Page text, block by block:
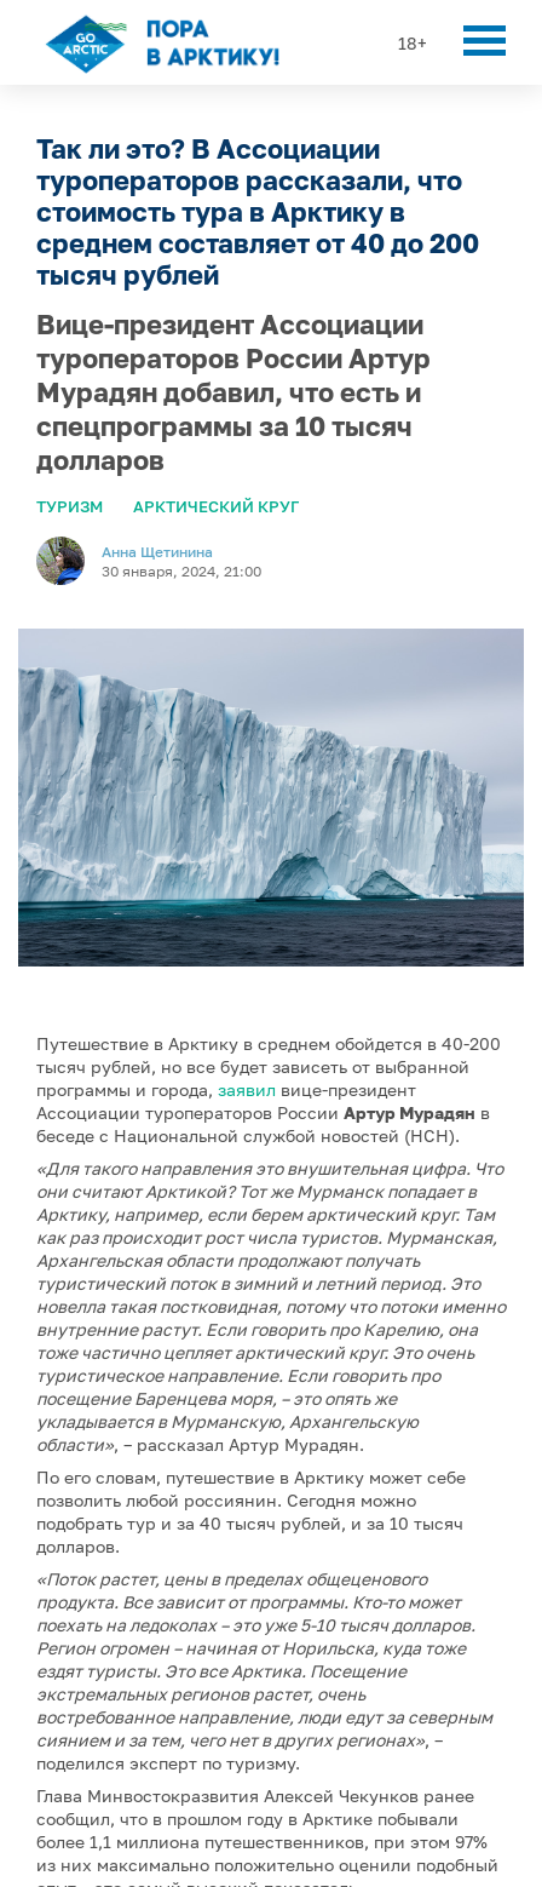
18+
Так ли это? В Ассоциации
туроператоров рассказали, что
стоимость тура в Арктику в
среднем составляет от 40 до 200
тысяч рублей
Вице-президент Ассоциации
туроператоров России Артур
Мурадян добавил, что есть и
спецпрограммы за 10 тысяч
долларов
ТУРИЗМ АРКТИЧЕСКИЙ КРУГ
Анна Щетинина
30 января, 2024, 21:00
Путешествие в Арктику в среднем обойдется в 40-200
тысяч рублей, но все будет зависеть от выбранной
программы и города, заявил вице-президент
Ассоциации туроператоров России Артур Мурадян в
беседе с Национальной службой новостей (НСН).
«Для такого направления это внушительная цифра. Что
они считают Арктикой? Тот же Мурманск попадает в
Арктику, например, если берем арктический круг. Там
как раз происходит рост числа туристов. Мурманская,
Архангельская области продолжают получать
туристический поток в зимний и летний период. Это
новелла такая постковидная, потому что потоки именно
внутренние растут. Если говорить про Карелию, она
тоже частично цепляет арктический круг. Это очень
туристическое направление. Если говорить про
посещение Баренцева моря, – это опять же
укладывается в Мурманскую, Архангельскую
области», – рассказал Артур Мурадян.
По его словам, путешествие в Арктику может себе
позволить любой россиянин. Сегодня можно
подобрать тур и за 40 тысяч рублей, и за 10 тысяч
долларов.
«Поток растет, цены в пределах общеценового
продукта. Все зависит от программы. Кто-то может
поехать на ледоколах – это уже 5-10 тысяч долларов.
Регион огромен – начиная от Норильска, куда тоже
ездят туристы. Это все Арктика. Посещение
экстремальных регионов растет, очень
востребованное направление, люди едут за северным
сиянием и за тем, чего нет в других регионах», –
поделился эксперт по туризму.
Глава Минвостокразвития Алексей Чекунков ранее
сообщил, что в прошлом году в Арктике побывали
более 1,1 миллиона путешественников, при этом 97%
из них максимально положительно оценили подобный